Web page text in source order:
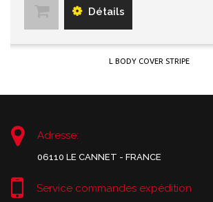
Détails
L BODY COVER STRIPE
Adresse:
06110 LE CANNET - FRANCE
Service commandes expédition